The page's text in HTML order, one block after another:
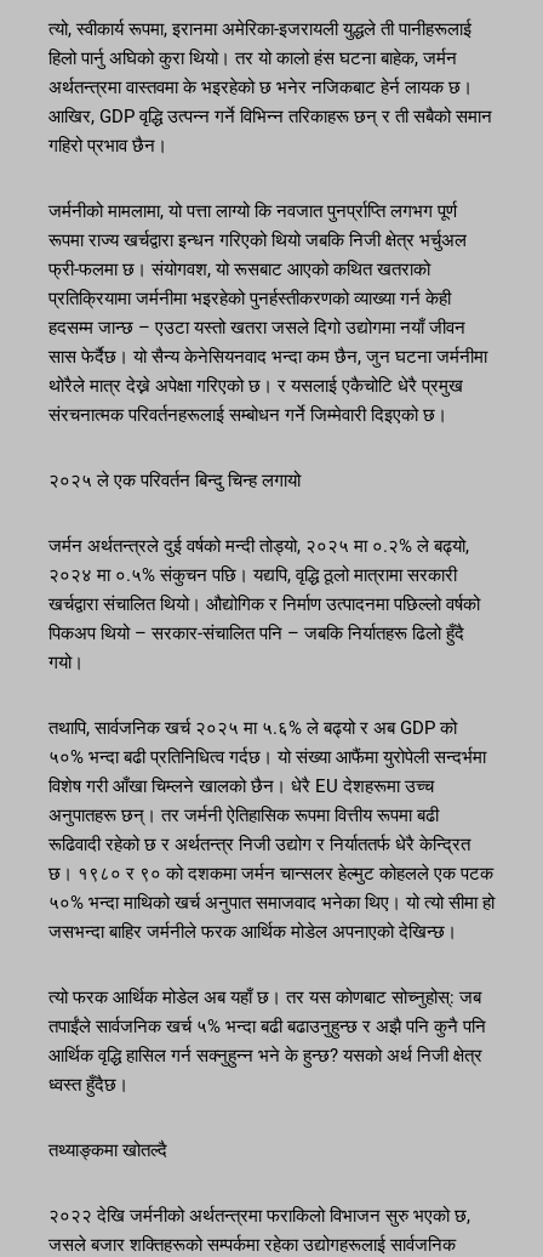
त्यो, स्वीकार्य रूपमा, इरानमा अमेरिका-इजरायली युद्धले ती पानीहरूलाई
हिलो पार्नु अघिको कुरा थियो। तर यो कालो हंस घटना बाहेक, जर्मन
अर्थतन्त्रमा वास्तवमा के भइरहेको छ भनेर नजिकबाट हेर्न लायक छ।
आखिर, GDP वृद्धि उत्पन्न गर्ने विभिन्न तरिकाहरू छन् र ती सबैको समान
गहिरो प्रभाव छैन।
जर्मनीको मामलामा, यो पत्ता लाग्यो कि नवजात पुनर्प्राप्ति लगभग पूर्ण
रूपमा राज्य खर्चद्वारा इन्धन गरिएको थियो जबकि निजी क्षेत्र भर्चुअल
फ्री-फलमा छ। संयोगवश, यो रूसबाट आएको कथित खतराको
प्रतिक्रियामा जर्मनीमा भइरहेको पुनर्हस्तीकरणको व्याख्या गर्न केही
हदसम्म जान्छ – एउटा यस्तो खतरा जसले दिगो उद्योगमा नयाँ जीवन
सास फेर्दैछ। यो सैन्य केनेसियनवाद भन्दा कम छैन, जुन घटना जर्मनीमा
थोरैले मात्र देख्ने अपेक्षा गरिएको छ। र यसलाई एकैचोटि धेरै प्रमुख
संरचनात्मक परिवर्तनहरूलाई सम्बोधन गर्ने जिम्मेवारी दिइएको छ।
२०२५ ले एक परिवर्तन बिन्दु चिन्ह लगायो
जर्मन अर्थतन्त्रले दुई वर्षको मन्दी तोड्यो, २०२५ मा ०.२% ले बढ्यो,
२०२४ मा ०.५% संकुचन पछि। यद्यपि, वृद्धि ठूलो मात्रामा सरकारी
खर्चद्वारा संचालित थियो। औद्योगिक र निर्माण उत्पादनमा पछिल्लो वर्षको
पिकअप थियो – सरकार-संचालित पनि – जबकि निर्यातहरू ढिलो हुँदै
गयो।
तथापि, सार्वजनिक खर्च २०२५ मा ५.६% ले बढ्यो र अब GDP को
५०% भन्दा बढी प्रतिनिधित्व गर्दछ। यो संख्या आफैंमा युरोपेली सन्दर्भमा
विशेष गरी आँखा चिम्लने खालको छैन। धेरै EU देशहरूमा उच्च
अनुपातहरू छन्। तर जर्मनी ऐतिहासिक रूपमा वित्तीय रूपमा बढी
रूढिवादी रहेको छ र अर्थतन्त्र निजी उद्योग र निर्याततर्फ धेरै केन्द्रित
छ। १९८० र ९० को दशकमा जर्मन चान्सलर हेल्मुट कोहलले एक पटक
५०% भन्दा माथिको खर्च अनुपात समाजवाद भनेका थिए। यो त्यो सीमा हो
जसभन्दा बाहिर जर्मनीले फरक आर्थिक मोडेल अपनाएको देखिन्छ।
त्यो फरक आर्थिक मोडेल अब यहाँ छ। तर यस कोणबाट सोच्नुहोस्: जब
तपाईंले सार्वजनिक खर्च ५% भन्दा बढी बढाउनुहुन्छ र अझै पनि कुनै पनि
आर्थिक वृद्धि हासिल गर्न सक्नुहुन्न भने के हुन्छ? यसको अर्थ निजी क्षेत्र
ध्वस्त हुँदैछ।
तथ्याङ्कमा खोतल्दै
२०२२ देखि जर्मनीको अर्थतन्त्रमा फराकिलो विभाजन सुरु भएको छ,
जसले बजार शक्तिहरूको सम्पर्कमा रहेका उद्योगहरूलाई सार्वजनिक